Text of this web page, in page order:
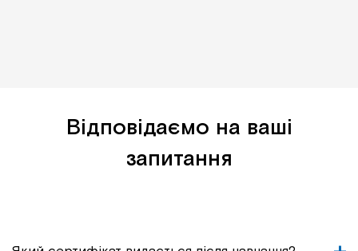
Відповідаємо на ваші
запитання